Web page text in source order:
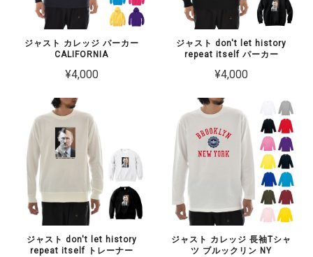
ジャスト カレッジ パーカー
CALIFORNIA
¥4,000
ジャスト don't let history
repeat itself パーカー
¥4,000
ジャスト don't let history
repeat itself トレーナー
ジャスト カレッジ 長袖Tシャ
ツ ブルックリン NY